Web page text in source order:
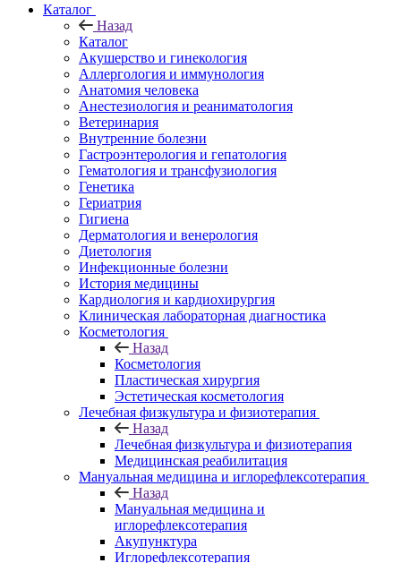
Каталог
Назад
Каталог
Акушерство и гинекология
Аллергология и иммунология
Анатомия человека
Анестезиология и реаниматология
Ветеринария
Внутренние болезни
Гастроэнтерология и гепатология
Гематология и трансфузиология
Генетика
Гериатрия
Гигиена
Дерматология и венерология
Диетология
Инфекционные болезни
История медицины
Кардиология и кардиохирургия
Клиническая лабораторная диагностика
Косметология
Назад
Косметология
Пластическая хирургия
Эстетическая косметология
Лечебная физкультура и физиотерапия
Назад
Лечебная физкультура и физиотерапия
Медицинская реабилитация
Мануальная медицина и иглорефлексотерапия
Назад
Мануальная медицина и
иглорефлексотерапия
Акупунктура
Иглорефлексотерапия